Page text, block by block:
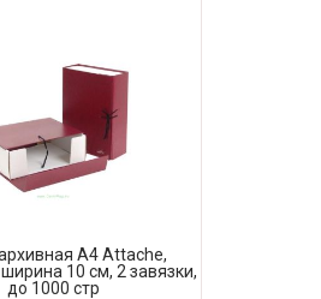
А4 Attache,
10 см, 2 завязки,
до 1000 стр